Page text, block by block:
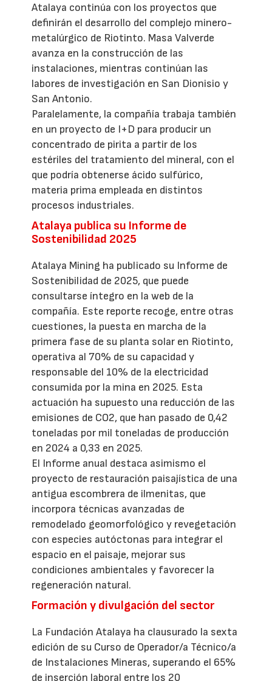
Atalaya continúa con los proyectos que
definirán el desarrollo del complejo minero-
metalúrgico de Riotinto. Masa Valverde
avanza en la construcción de las
instalaciones, mientras continúan las
labores de investigación en San Dionisio y
San Antonio.
Paralelamente, la compañía trabaja también
en un proyecto de I+D para producir un
concentrado de pirita a partir de los
estériles del tratamiento del mineral, con el
que podría obtenerse ácido sulfúrico,
materia prima empleada en distintos
procesos industriales.
Atalaya publica su Informe de
Sostenibilidad 2025
Atalaya Mining ha publicado su Informe de
Sostenibilidad de 2025, que puede
consultarse íntegro en la web de la
compañía. Este reporte recoge, entre otras
cuestiones, la puesta en marcha de la
primera fase de su planta solar en Riotinto,
operativa al 70% de su capacidad y
responsable del 10% de la electricidad
consumida por la mina en 2025. Esta
actuación ha supuesto una reducción de las
emisiones de CO2, que han pasado de 0,42
toneladas por mil toneladas de producción
en 2024 a 0,33 en 2025.
El Informe anual destaca asimismo el
proyecto de restauración paisajística de una
antigua escombrera de ilmenitas, que
incorpora técnicas avanzadas de
remodelado geomorfológico y revegetación
con especies autóctonas para integrar el
espacio en el paisaje, mejorar sus
condiciones ambientales y favorecer la
regeneración natural.
Formación y divulgación del sector
La Fundación Atalaya ha clausurado la sexta
edición de su Curso de Operador/a Técnico/a
de Instalaciones Mineras, superando el 65%
de inserción laboral entre los 20